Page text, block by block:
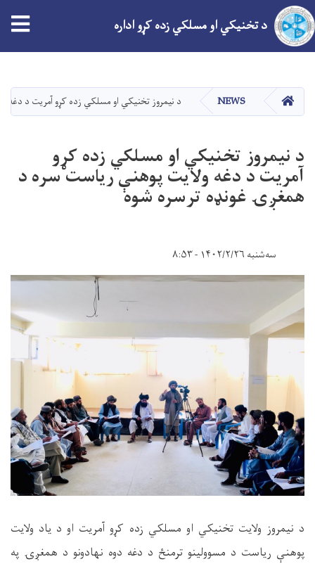
دانګل
د تخنیکي او مسلکي زده کړو اداره
کور NEWS د نیمروز تخنیکي او مسلکي زده کړو آمریت د
د نیمروز تخنیکي او مسلکي زده کړو
آمریت د دغه ولایت پوهنې ریاست سره د
همغږۍ غونډه ترسره شوه
سه‌شنبه ۱۴۰۲/۲/۲۶ - ۸:۵۳
د نیمروز ولایت تخنیکي او مسلکي زده کړو آمریت او د یاد ولایت
پوهنې ریاست د مسوولینو ترمنځ د دغه دوه نهادونو د همغږۍ په